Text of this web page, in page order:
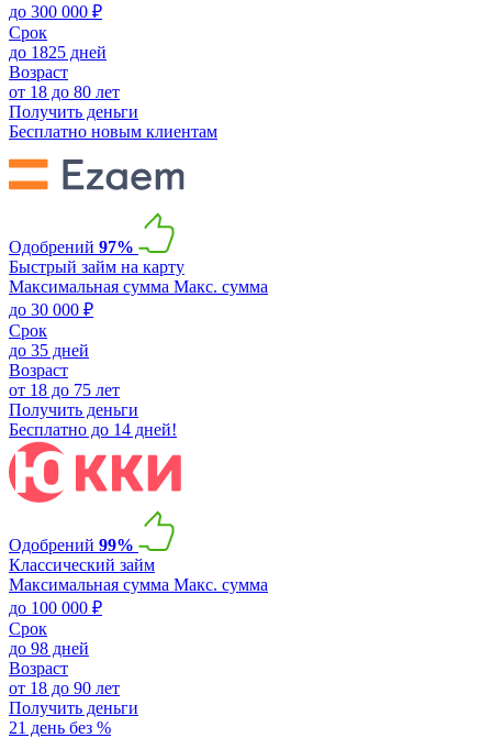
до 300 000 ₽
Срок
до 1825 дней
Возраст
от 18 до 80 лет
Получить деньги
Бесплатно новым клиентам
Одобрений 97%
Быстрый займ на карту
Максимальная сумма Макс. сумма
до 30 000 ₽
Срок
до 35 дней
Возраст
от 18 до 75 лет
Получить деньги
Бесплатно до 14 дней!
Одобрений 99%
Классический займ
Максимальная сумма Макс. сумма
до 100 000 ₽
Срок
до 98 дней
Возраст
от 18 до 90 лет
Получить деньги
21 день без %